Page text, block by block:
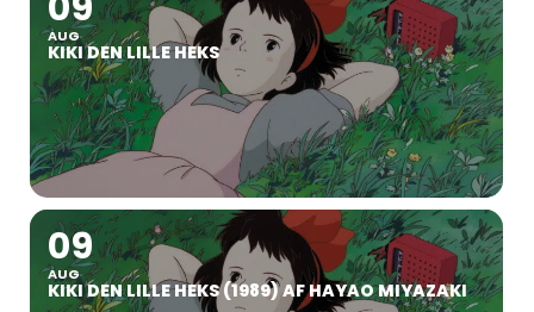
AUG
KIKI DEN LILLE HEKS
09
AUG
KIKI DEN LILLE HEKS (1989) AF HAYAO MIYAZAKI